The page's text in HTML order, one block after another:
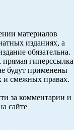
материалов
изданиях, а
обязательна.
гиперссылка
будут применены
и смежных правах.
за комментарии и
сайте